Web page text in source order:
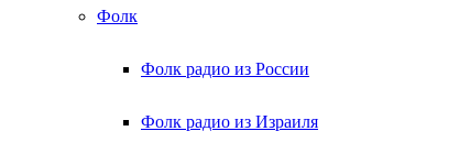
Фолк
Фолк радио из России
Фолк радио из Израиля